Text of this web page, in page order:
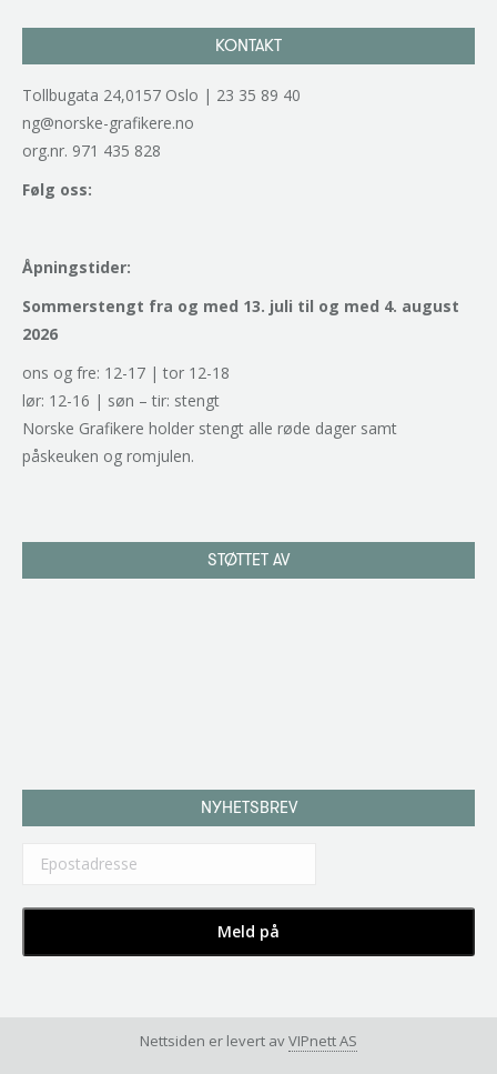
KONTAKT
Tollbugata 24,0157 Oslo | 23 35 89 40
ng@norske-grafikere.no
org.nr. 971 435 828
Følg oss:
Åpningstider:
Sommerstengt fra og med 13. juli til og med 4. august
2026
ons og fre: 12-17 | tor 12-18
lør: 12-16 | søn – tir: stengt
Norske Grafikere holder stengt alle røde dager samt
påskeuken og romjulen.
STØTTET AV
NYHETSBREV
Nettsiden er levert avVIPnett AS